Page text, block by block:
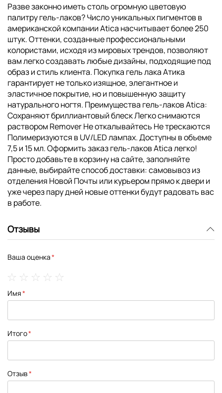
Разве законно иметь столь огромную цветовую
палитру гель-лаков? Число уникальных пигментов в
американской компании Atica насчитывает более 250
штук. Оттенки, созданные профессиональными
колористами, исходя из мировых трендов, позволяют
вам легко создавать любые дизайны, подходящие под
образ и стиль клиента. Покупка гель лака Атика
гарантирует не только изящное, элегантное и
эластичное покрытие, но и повышенную защиту
натурального ногтя. Преимущества гель-лаков Atica:
Сохраняют бриллиантовый блеск Легко снимаются
раствором Remover Не откалывайтесь Не трескаются
Полимеризуются в UV/LED лампах. Доступны в объеме
7,5 и 15 мл. Оформить заказ гель-лаков Atica легко!
Просто добавьте в корзину на сайте, заполняйте
данные, выбирайте способ доставки: самовывоз из
отделения Новой Почты или курьером прямо к двери и
уже через пару дней новые оттенки будут радовать вас
в работе.
Отзывы
Ваша оценка
star
stars
stars
stars
stars
Имя
Итого
Отзыв